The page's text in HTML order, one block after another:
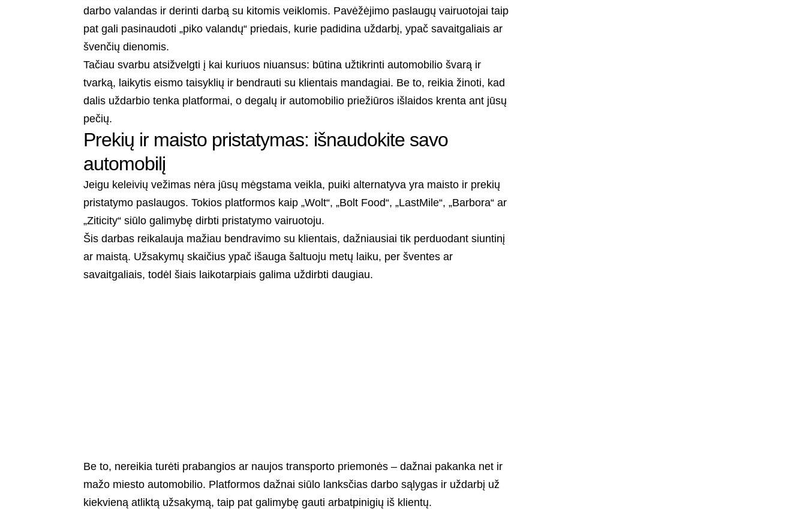
darbo valandas ir derinti darbą su kitomis veiklomis. Pavėžėjimo paslaugų vairuotojai taip
pat gali pasinaudoti „piko valandų“ priedais, kurie padidina uždarbį, ypač savaitgaliais ar
švenčių dienomis.
Tačiau svarbu atsižvelgti į kai kuriuos niuansus: būtina užtikrinti automobilio švarą ir
tvarką, laikytis eismo taisyklių ir bendrauti su klientais mandagiai. Be to, reikia žinoti, kad
dalis uždarbio tenka platformai, o degalų ir automobilio priežiūros išlaidos krenta ant jūsų
pečių.
Prekių ir maisto pristatymas: išnaudokite savo
automobilį
Jeigu keleivių vežimas nėra jūsų mėgstama veikla, puiki alternatyva yra maisto ir prekių
pristatymo paslaugos. Tokios platformos kaip „Wolt“, „Bolt Food“, „LastMile“, „Barbora“ ar
„Ziticity“ siūlo galimybę dirbti pristatymo vairuotoju.
Šis darbas reikalauja mažiau bendravimo su klientais, dažniausiai tik perduodant siuntinį
ar maistą. Užsakymų skaičius ypač išauga šaltuoju metų laiku, per šventes ar
savaitgaliais, todėl šiais laikotarpiais galima uždirbti daugiau.
Be to, nereikia turėti prabangios ar naujos transporto priemonės – dažnai pakanka net ir
mažo miesto automobilio. Platformos dažnai siūlo lanksčias darbo sąlygas ir uždarbį už
kiekvieną atliktą užsakymą, taip pat galimybę gauti arbatpinigių iš klientų.